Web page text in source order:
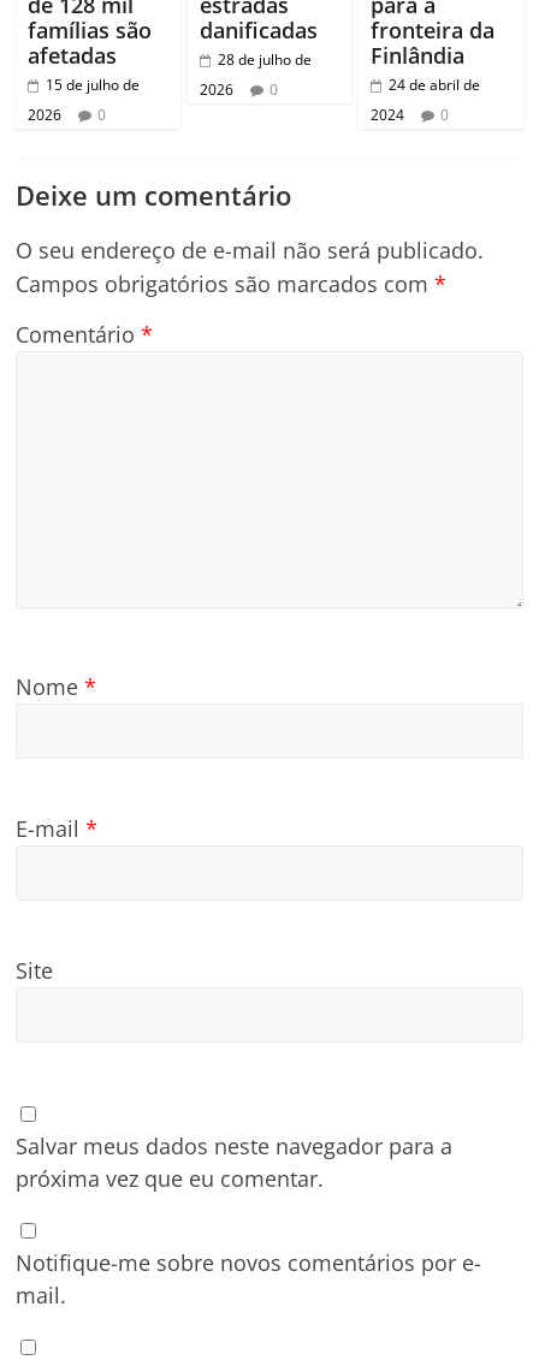
famílias são
afetadas
15 de julho de
2026
0
danificadas
28 de julho de
2026
0
fronteira da
Finlândia
24 de abril de
2024
0
Deixe um comentário
O seu endereço de e-mail não será publicado.
Campos obrigatórios são marcados com*
Comentário*
Nome*
E-mail*
Site
Salvar meus dados neste navegador para a
próxima vez que eu comentar.
Notifique-me sobre novos comentários por e-
mail.